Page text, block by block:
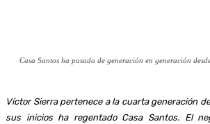
Casa Santos ha pasado de generación en generación
Víctor Sierra pertenece a la cuarta generación
sus inicios ha regentado Casa Santos. El